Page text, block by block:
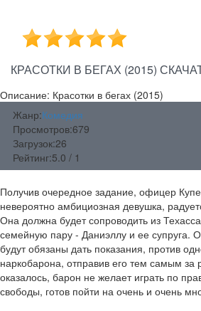
КРАСОТКИ В БЕГАХ (2015)
Описание: Красотки в бегах (2015)
Жанр:Комедия
Просмотров:679
Загрузок:26
Рейтинг:5.0 / 1
Получив очередное задание, офицер
невероятно амбициозная девушка,
Она должна будет сопроводить из
семейную пару - Даниэллу и ее супруга.
будут обязаны дать показания, против
наркобарона, отправив его тем самым за
оказалось, барон не желает играть по
свободы, готов пойти на очень и очень